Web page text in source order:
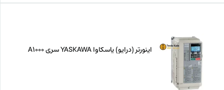
اینورتر (درایو) یاسکاوا YASKAWA سری A1000